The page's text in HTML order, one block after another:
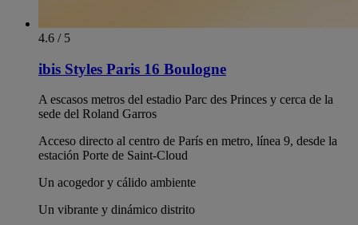
4.6 / 5
ibis Styles Paris 16 Boulogne
A escasos metros del estadio Parc des Princes y cerca de la
sede del Roland Garros
Acceso directo al centro de París en metro, línea 9, desde la
estación Porte de Saint-Cloud
Un acogedor y cálido ambiente
Un vibrante y dinámico distrito